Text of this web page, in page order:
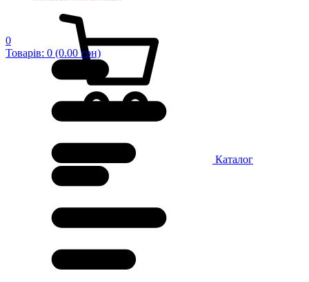
0
Товарів: 0 (0.00 грн)
Каталог